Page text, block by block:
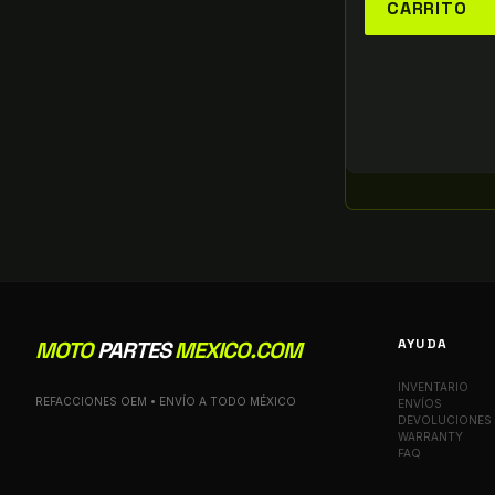
CARRITO
MOTOPARTESMEXICO.COM
REFACCIONES OEM • ENVÍO A TODO MÉXICO
AYUDA
INVENTARIO
ENVÍOS
DEVOLUCIONES
WARRANTY
FAQ